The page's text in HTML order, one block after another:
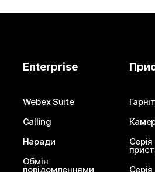
Enterprise
Webex Suite
Calling
Наради
Обмін
повідомленнями